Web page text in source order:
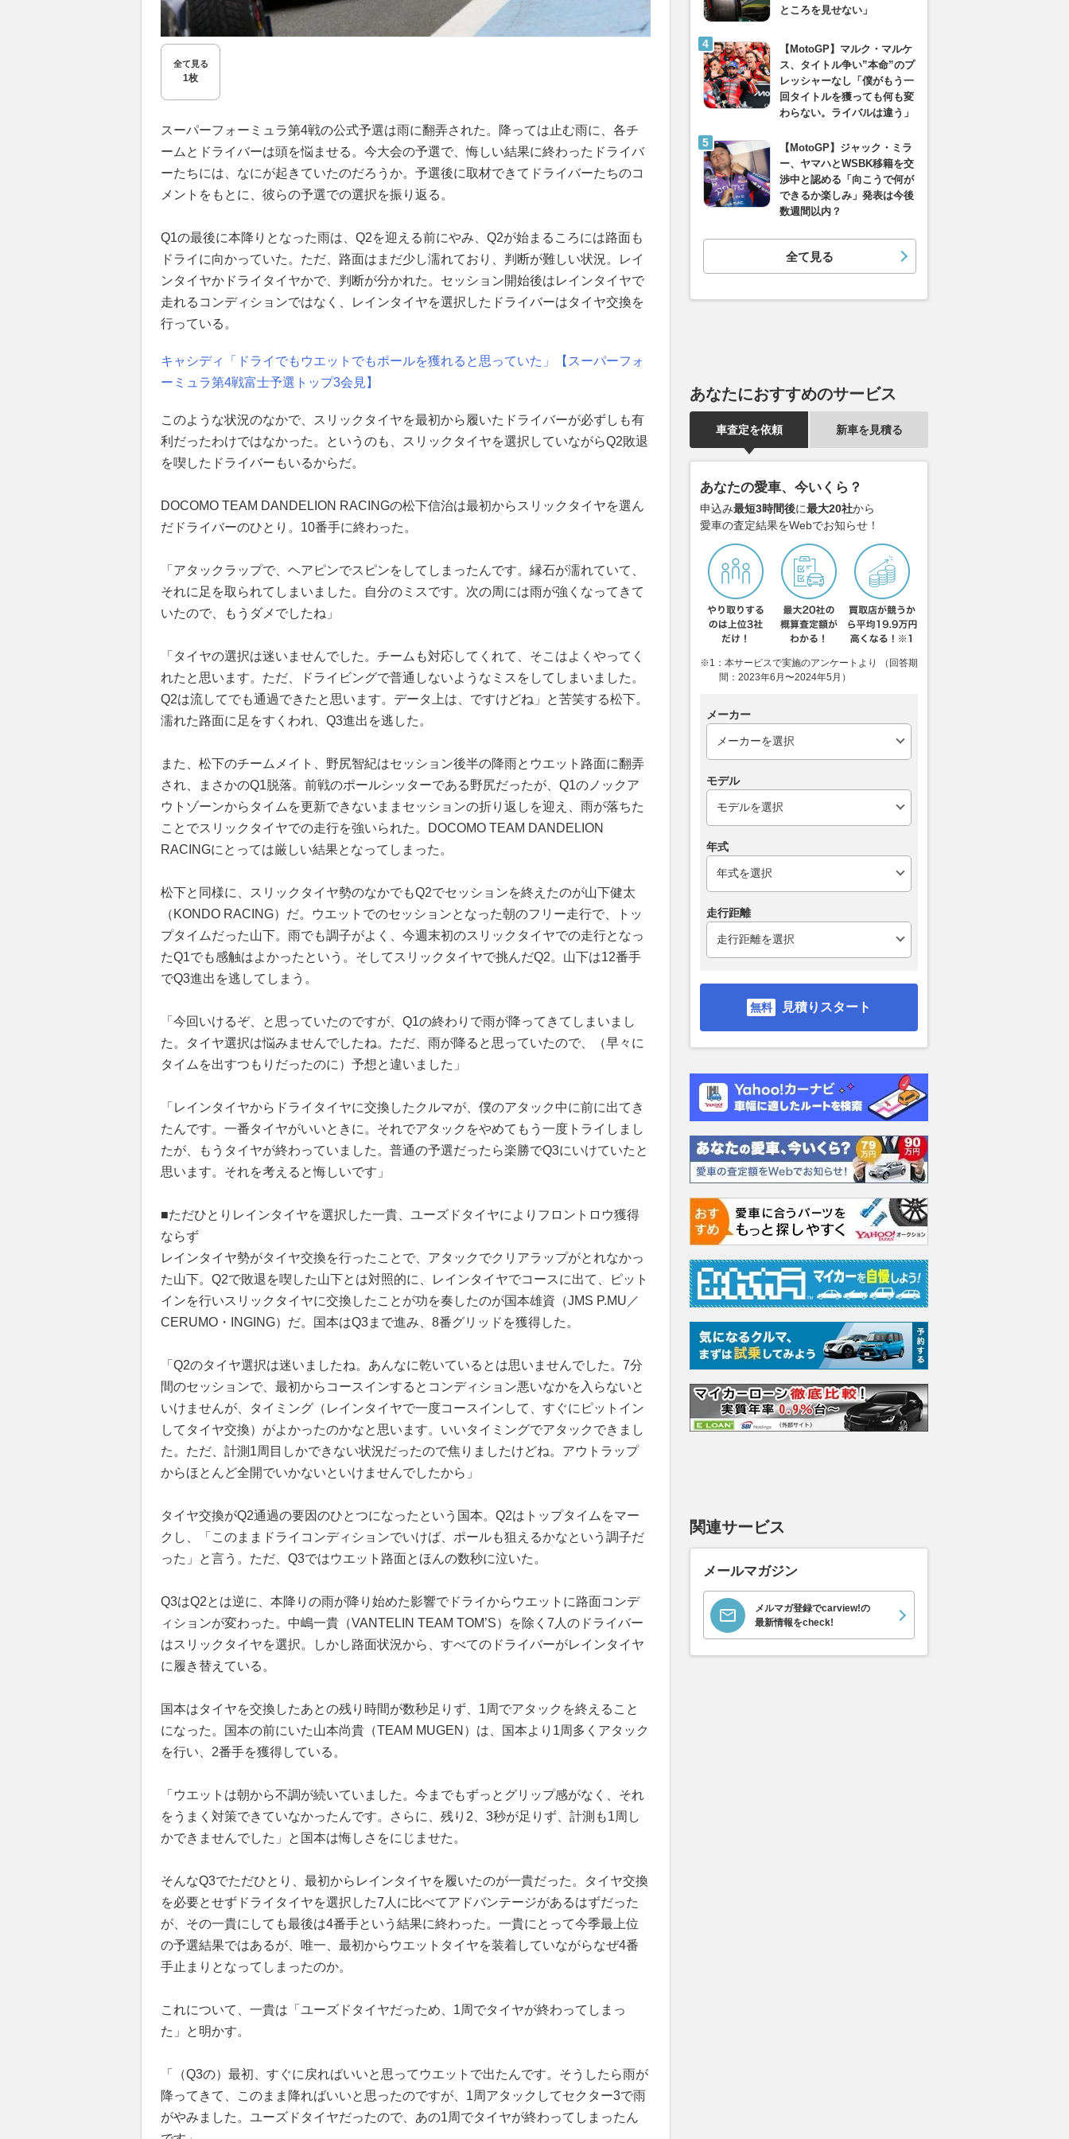
全て見る
1枚
スーパーフォーミュラ第4戦の公式予選は雨に翻弄された。降っては止む雨に、各チ
ームとドライバーは頭を悩ませる。今大会の予選で、悔しい結果に終わったドライバ
ーたちには、なにが起きていたのだろうか。予選後に取材できてドライバーたちのコ
メントをもとに、彼らの予選での選択を振り返る。
Q1の最後に本降りとなった雨は、Q2を迎える前にやみ、Q2が始まるころには路面も
ドライに向かっていた。ただ、路面はまだ少し濡れており、判断が難しい状況。レイ
ンタイヤかドライタイヤかで、判断が分かれた。セッション開始後はレインタイヤで
走れるコンディションではなく、レインタイヤを選択したドライバーはタイヤ交換を
行っている。
キャシディ「ドライでもウエットでもポールを獲れると思っていた」【スーパーフォ
ーミュラ第4戦富士予選トップ3会見】
このような状況のなかで、スリックタイヤを最初から履いたドライバーが必ずしも有
利だったわけではなかった。というのも、スリックタイヤを選択していながらQ2敗退
を喫したドライバーもいるからだ。
DOCOMO TEAM DANDELION RACINGの松下信治は最初からスリックタイヤを選ん
だドライバーのひとり。10番手に終わった。
「アタックラップで、ヘアピンでスピンをしてしまったんです。縁石が濡れていて、
それに足を取られてしまいました。自分のミスです。次の周には雨が強くなってきて
いたので、もうダメでしたね」
「タイヤの選択は迷いませんでした。チームも対応してくれて、そこはよくやってく
れたと思います。ただ、ドライビングで普通しないようなミスをしてしまいました。
Q2は流してでも通過できたと思います。データ上は、ですけどね」と苦笑する松下。
濡れた路面に足をすくわれ、Q3進出を逃した。
また、松下のチームメイト、野尻智紀はセッション後半の降雨とウエット路面に翻弄
され、まさかのQ1脱落。前戦のポールシッターである野尻だったが、Q1のノックア
ウトゾーンからタイムを更新できないままセッションの折り返しを迎え、雨が落ちた
ことでスリックタイヤでの走行を強いられた。DOCOMO TEAM DANDELION
RACINGにとっては厳しい結果となってしまった。
松下と同様に、スリックタイヤ勢のなかでもQ2でセッションを終えたのが山下健太
（KONDO RACING）だ。ウエットでのセッションとなった朝のフリー走行で、トッ
プタイムだった山下。雨でも調子がよく、今週末初のスリックタイヤでの走行となっ
たQ1でも感触はよかったという。そしてスリックタイヤで挑んだQ2。山下は12番手
でQ3進出を逃してしまう。
「今回いけるぞ、と思っていたのですが、Q1の終わりで雨が降ってきてしまいまし
た。タイヤ選択は悩みませんでしたね。ただ、雨が降ると思っていたので、（早々に
タイムを出すつもりだったのに）予想と違いました」
「レインタイヤからドライタイヤに交換したクルマが、僕のアタック中に前に出てき
たんです。一番タイヤがいいときに。それでアタックをやめてもう一度トライしまし
たが、もうタイヤが終わっていました。普通の予選だったら楽勝でQ3にいけていたと
思います。それを考えると悔しいです」
■ただひとりレインタイヤを選択した一貴、ユーズドタイヤによりフロントロウ獲得
ならず
レインタイヤ勢がタイヤ交換を行ったことで、アタックでクリアラップがとれなかっ
た山下。Q2で敗退を喫した山下とは対照的に、レインタイヤでコースに出て、ピット
インを行いスリックタイヤに交換したことが功を奏したのが国本雄資（JMS P.MU／
CERUMO・INGING）だ。国本はQ3まで進み、8番グリッドを獲得した。
「Q2のタイヤ選択は迷いましたね。あんなに乾いているとは思いませんでした。7分
間のセッションで、最初からコースインするとコンディション悪いなかを入らないと
いけませんが、タイミング（レインタイヤで一度コースインして、すぐにピットイン
してタイヤ交換）がよかったのかなと思います。いいタイミングでアタックできまし
た。ただ、計測1周目しかできない状況だったので焦りましたけどね。アウトラップ
からほとんど全開でいかないといけませんでしたから」
タイヤ交換がQ2通過の要因のひとつになったという国本。Q2はトップタイムをマー
クし、「このままドライコンディションでいけば、ポールも狙えるかなという調子だ
った」と言う。ただ、Q3ではウエット路面とほんの数秒に泣いた。
Q3はQ2とは逆に、本降りの雨が降り始めた影響でドライからウエットに路面コンデ
ィションが変わった。中嶋一貴（VANTELIN TEAM TOM’S）を除く7人のドライバー
はスリックタイヤを選択。しかし路面状況から、すべてのドライバーがレインタイヤ
に履き替えている。
国本はタイヤを交換したあとの残り時間が数秒足りず、1周でアタックを終えること
になった。国本の前にいた山本尚貴（TEAM MUGEN）は、国本より1周多くアタック
を行い、2番手を獲得している。
「ウエットは朝から不調が続いていました。今までもずっとグリップ感がなく、それ
をうまく対策できていなかったんです。さらに、残り2、3秒が足りず、計測も1周し
かできませんでした」と国本は悔しさをにじませた。
そんなQ3でただひとり、最初からレインタイヤを履いたのが一貴だった。タイヤ交換
を必要とせずドライタイヤを選択した7人に比べてアドバンテージがあるはずだった
が、その一貴にしても最後は4番手という結果に終わった。一貴にとって今季最上位
の予選結果ではあるが、唯一、最初からウエットタイヤを装着していながらなぜ4番
手止まりとなってしまったのか。
これについて、一貴は「ユーズドタイヤだっため、1周でタイヤが終わってしまっ
た」と明かす。
「（Q3の）最初、すぐに戻ればいいと思ってウエットで出たんです。そうしたら雨が
降ってきて、このまま降ればいいと思ったのですが、1周アタックしてセクター3で雨
がやみました。ユーズドタイヤだったので、あの1周でタイヤが終わってしまったん
ところを見せない」
【MotoGP】マルク・マルケ
ス、タイトル争い”本命”のプ
レッシャーなし「僕がもう一
回タイトルを獲っても何も変
わらない。ライバルは違う」
【MotoGP】ジャック・ミラ
ー、ヤマハとWSBK移籍を交
渉中と認める「向こうで何が
できるか楽しみ」発表は今後
数週間以内？
全て見る
あなたにおすすめのサービス
車査定を依頼 新車を見積る
あなたの愛車、今いくら？
申込み最短3時間後に最大20社から
愛車の査定結果をWebでお知らせ！
※1：本サービスで実施のアンケートより （回答期
間：2023年6月〜2024年5月）
メーカー
モデル
年式
走行距離
見積りスタート
関連サービス
メールマガジン
メルマガ登録でcarview!の
最新情報をcheck!